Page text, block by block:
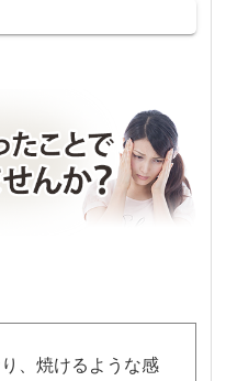
、焼けるような感